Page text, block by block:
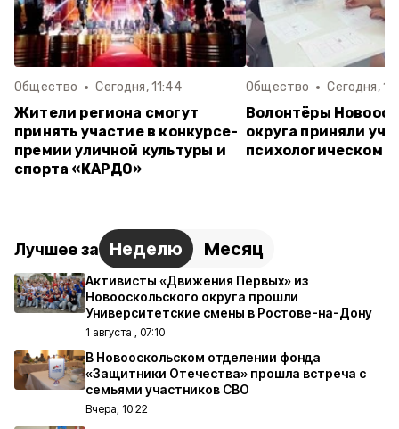
Общество Сегодня, 11:44
Жители региона смогут
принять участие в конкурсе-
премии уличной культуры и
спорта «КАРДО»
Общество Сегодня,
Волонтёры
округа приняли
психологическом
Лучшее за Неделю Месяц
Активисты «Движения Первых» из
Новооскольского округа прошли
Университетские смены в Ростове-на-Дону
1 августа , 07:10
В Новооскольском отделении фонда
«Защитники Отечества» прошла встреча с
семьями участников СВО
Вчера, 10:22